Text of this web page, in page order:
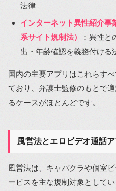
法律
インターネット異性紹介事
系サイト規制法）
：異性
出・年齢確認を義務付ける
国内の主要アプリはこれらす
ており、弁護士監修のもとで
るケースがほとんどです。
風営法とエロビデオ通話
風営法は、キャバクラや個室
ービスを主な規制対象として